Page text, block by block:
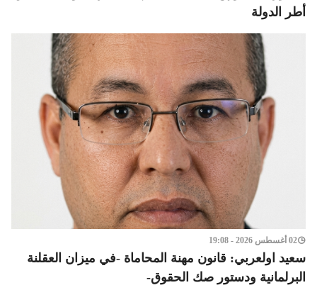
أطر الدولة
02 أغسطس 2026 - 19:08
سعيد اولعربي: قانون مهنة المحاماة -في ميزان العقلنة
البرلمانية ودستور صك الحقوق-